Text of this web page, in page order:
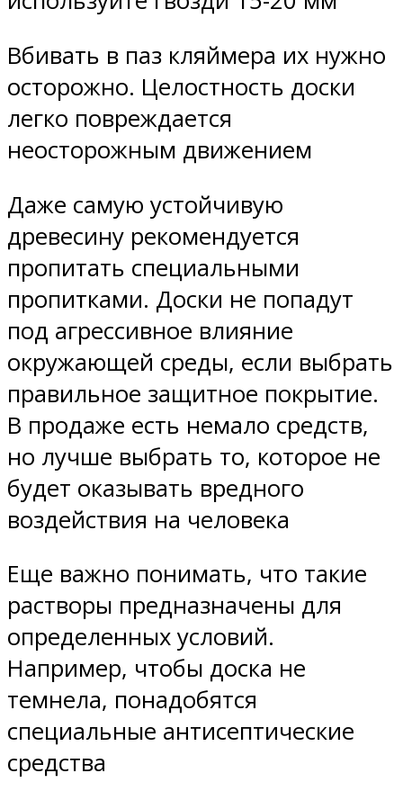
Вбивать в паз кляймера их нужно
осторожно. Целостность доски
легко повреждается
неосторожным движением
Даже самую устойчивую
древесину рекомендуется
пропитать специальными
пропитками. Доски не попадут
под агрессивное влияние
окружающей среды, если выбрать
правильное защитное покрытие.
В продаже есть немало средств,
но лучше выбрать то, которое не
будет оказывать вредного
воздействия на человека
Еще важно понимать, что такие
растворы предназначены для
определенных условий.
Например, чтобы доска не
темнела, понадобятся
специальные антисептические
средства